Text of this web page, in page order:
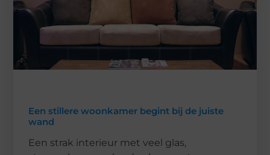
Een stillere woonkamer begint bij de juiste
wand
Een strak interieur met veel glas,